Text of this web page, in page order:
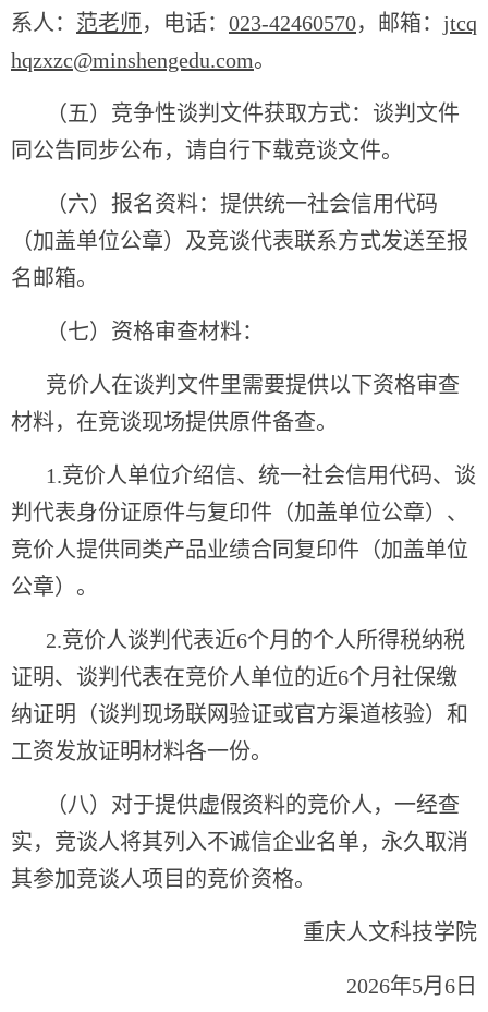
系人： 范老师，电话： 023-42460570，邮箱： jtcq
hqzxzc@minshengedu.com。
（五）竞争性谈判文件获取方式：谈判文件
同公告同步公布，请自行下载竞谈文件。
（六）报名资料：提供统一社会信用代码
（加盖单位公章）及竞谈代表联系方式发送至报
名邮箱。
（七）资格审查材料：
竞价人在谈判文件里需要提供以下资格审查
材料，在竞谈现场提供原件备查。
1.竞价人单位介绍信、统一社会信用代码、谈
判代表身份证原件与复印件（加盖单位公章）、
竞价人提供同类产品业绩合同复印件（加盖单位
公章）。
2.竞价人谈判代表近6个月的个人所得税纳税
证明、谈判代表在竞价人单位的近6个月社保缴
纳证明（谈判现场联网验证或官方渠道核验）和
工资发放证明材料各一份。
（八）对于提供虚假资料的竞价人，一经查
实，竞谈人将其列入不诚信企业名单，永久取消
其参加竞谈人项目的竞价资格。
重庆人文科技学院
2026年5月6日